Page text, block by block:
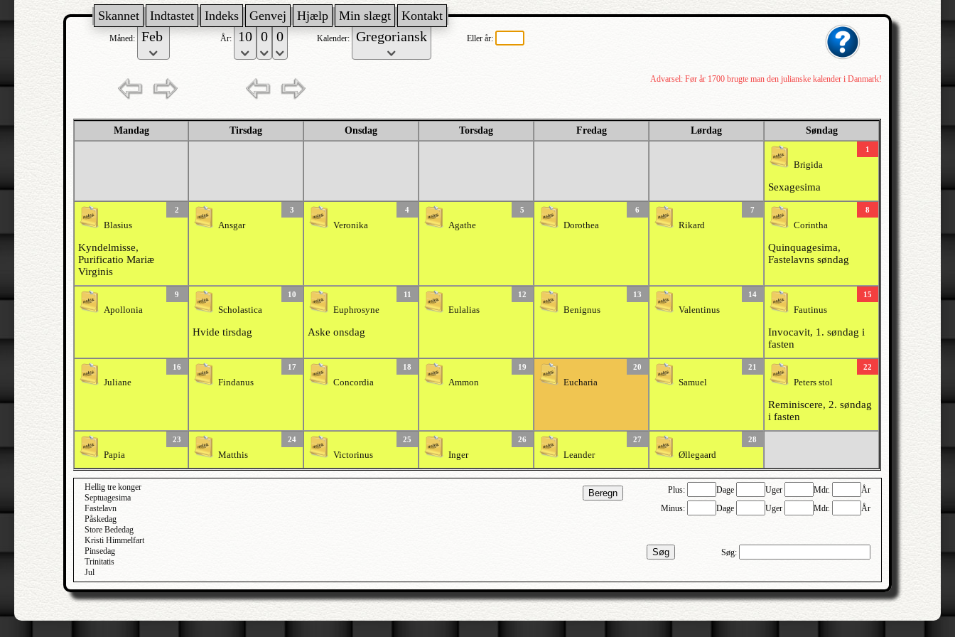
Skannet Indtastet Indeks Genvej Hjælp Min slægt Kontakt
Måned: År: Kalender: Eller år:
Advarsel: Før år 1700 brugte man den julianske kalender i Danmark!
Mandag Tirsdag Onsdag Torsdag Fredag Lørdag Søndag
1
Brigida
Sexagesima
2
Blasius
Kyndelmisse,
Purificatio Mariæ
Virginis
3
Ansgar
4
Veronika
5
Agathe
6
Dorothea
7
Rikard
8
Corintha
Quinquagesima,
Fastelavns søndag
9
Apollonia
10
Scholastica
Hvide tirsdag
11
Euphrosyne
Aske onsdag
12
Eulalias
13
Benignus
14
Valentinus
15
Fautinus
Invocavit, 1. søndag i
fasten
16
Juliane
17
Findanus
18
Concordia
19
Ammon
20
Eucharia
21
Samuel
22
Peters stol
Reminiscere, 2. søndag
i fasten
23
Papia
24
Matthis
25
Victorinus
26
Inger
27
Leander
28
Øllegaard
Beregn Plus: Dage Uger Mdr.
År
Minus:
Dage Uger Mdr. År
Søg Søg:
Hellig tre konger
Septuagesima
Fastelavn
Påskedag
Store Bededag
Kristi Himmelfart
Pinsedag
Trinitatis
Jul